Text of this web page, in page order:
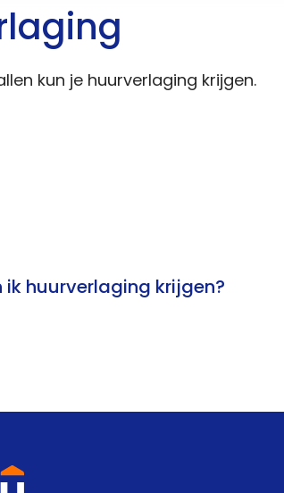
kun je huurverlaging krijgen.
ik huurverlaging krijgen?